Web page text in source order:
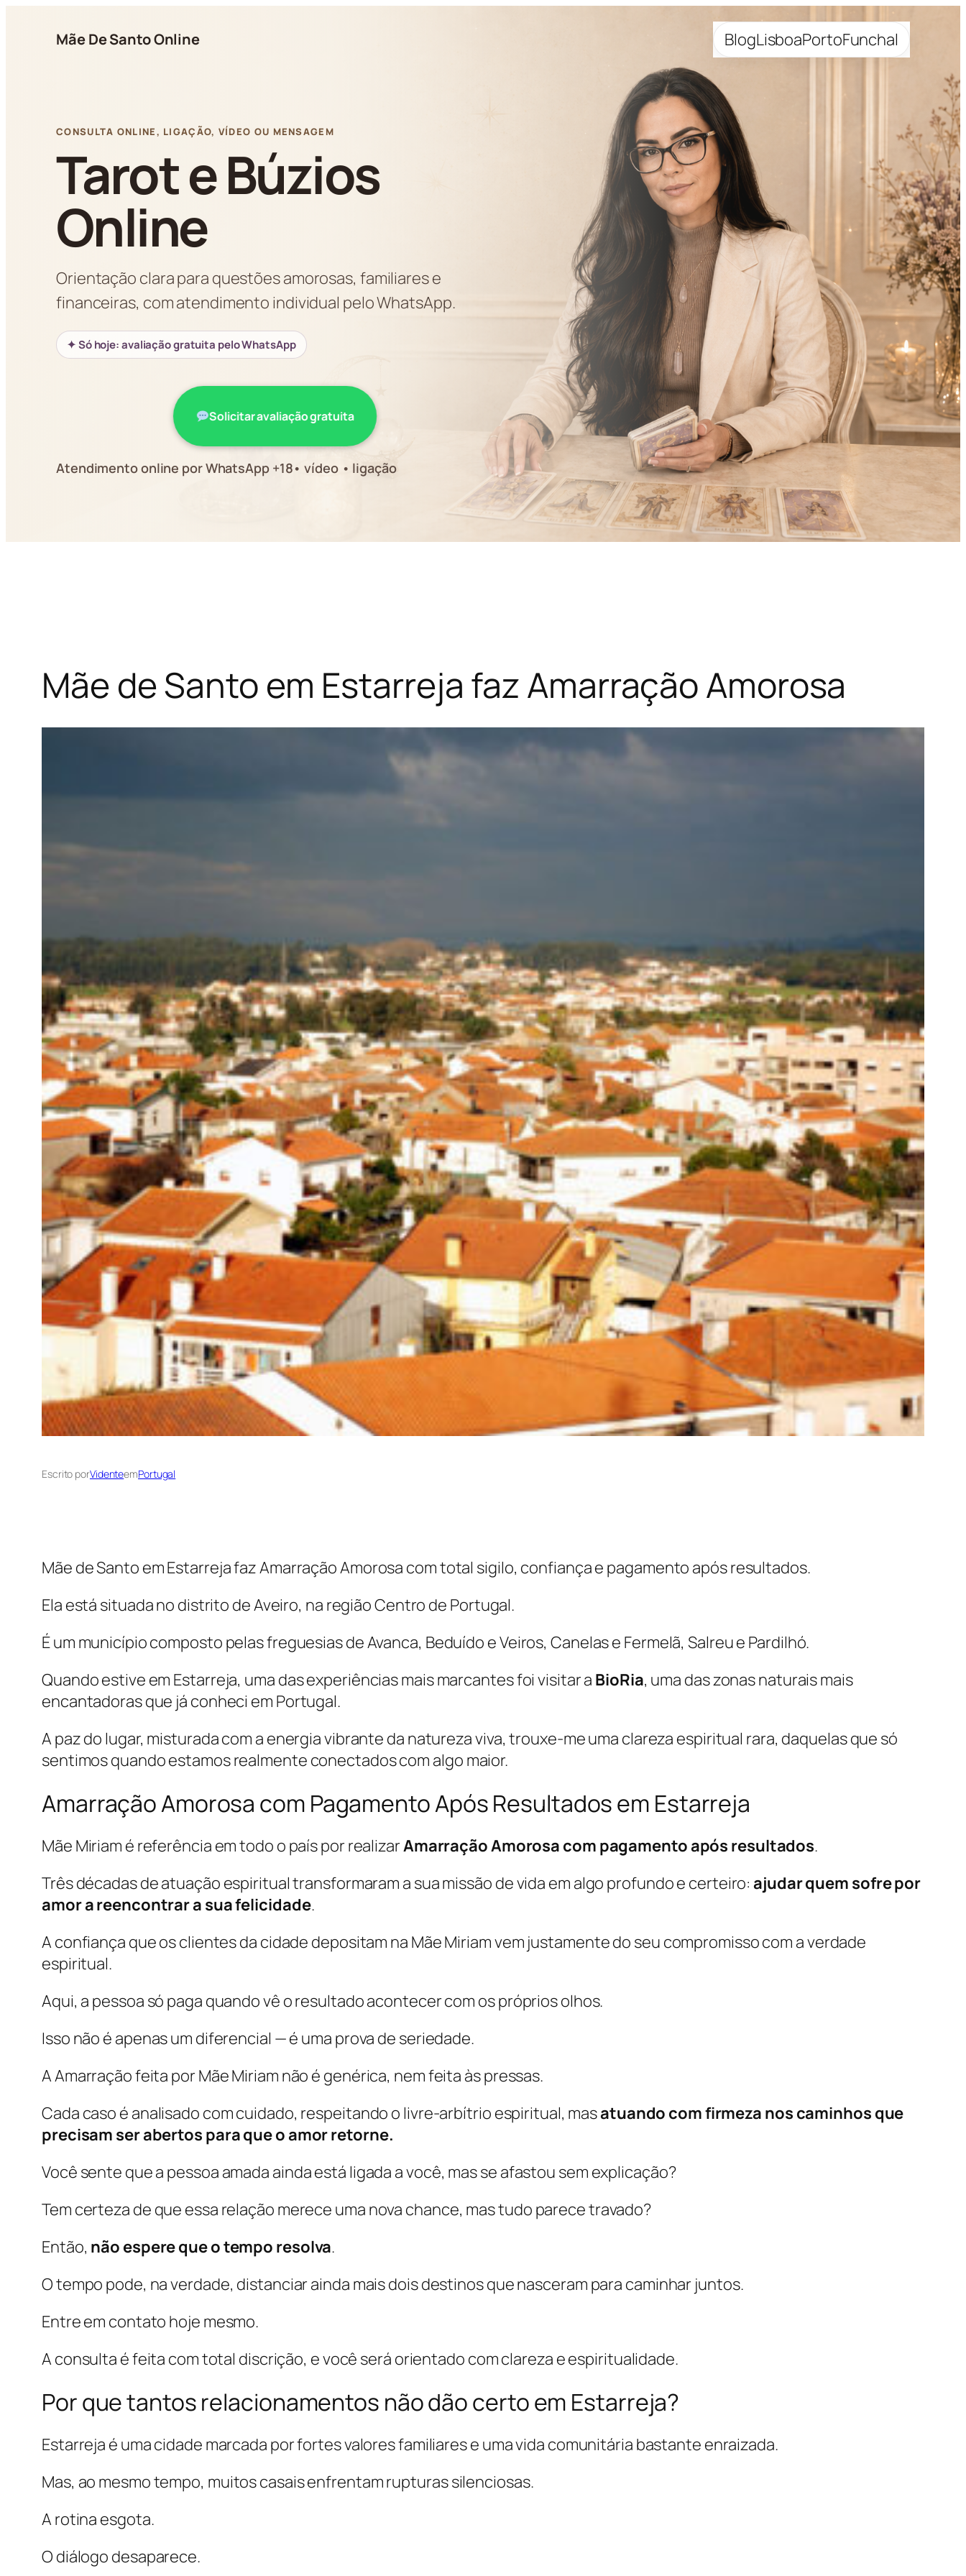
Mãe De Santo Online BlogLisboaPortoFunchal
CONSULTA ONLINE, LIGAÇÃO, VÍDEO OU MENSAGEM
Tarot e Búzios
Online
Orientação clara para questões amorosas, familiares e
financeiras, com atendimento individual pelo WhatsApp.
✦ Só hoje: avaliação gratuita pelo WhatsApp
Solicitar avaliação gratuita
Atendimento online por WhatsApp +18• vídeo • ligação
Mãe de Santo em Estarreja faz Amarração Amorosa
Escrito porVidenteemPortugal
Mãe de Santo em Estarreja faz Amarração Amorosa com total sigilo, confiança e pagamento após resultados.
Ela está situada no distrito de Aveiro, na região Centro de Portugal.
É um município composto pelas freguesias de Avanca, Beduído e Veiros, Canelas e Fermelã, Salreu e Pardilhó.
Quando estive em Estarreja, uma das experiências mais marcantes foi visitar a BioRia, uma das zonas naturais mais
encantadoras que já conheci em Portugal.
A paz do lugar, misturada com a energia vibrante da natureza viva, trouxe-me uma clareza espiritual rara, daquelas que só
sentimos quando estamos realmente conectados com algo maior.
Amarração Amorosa com Pagamento Após Resultados em Estarreja
Mãe Miriam é referência em todo o país por realizarAmarração Amorosa com pagamento após resultados.
Três décadas de atuação espiritual transformaram a sua missão de vida em algo profundo e certeiro:ajudar quem sofre por
amor a reencontrar a sua felicidade.
A confiança que os clientes da cidade depositam na Mãe Miriam vem justamente do seu compromisso com a verdade
espiritual.
Aqui, a pessoa só paga quando vê o resultado acontecer com os próprios olhos.
Isso não é apenas um diferencial — é uma prova de seriedade.
A Amarração feita por Mãe Miriam não é genérica, nem feita às pressas.
Cada caso é analisado com cuidado, respeitando o livre-arbítrio espiritual, masatuando com firmeza nos caminhos que
precisam ser abertos para que o amor retorne.
Você sente que a pessoa amada ainda está ligada a você, mas se afastou sem explicação?
Tem certeza de que essa relação merece uma nova chance, mas tudo parece travado?
Então, não espere que o tempo resolva.
O tempo pode, na verdade, distanciar ainda mais dois destinos que nasceram para caminhar juntos.
Entre em contato hoje mesmo.
A consulta é feita com total discrição, e você será orientado com clareza e espiritualidade.
Por que tantos relacionamentos não dão certo em Estarreja?
Estarreja é uma cidade marcada por fortes valores familiares e uma vida comunitária bastante enraizada.
Mas, ao mesmo tempo, muitos casais enfrentam rupturas silenciosas.
A rotina esgota.
O diálogo desaparece.